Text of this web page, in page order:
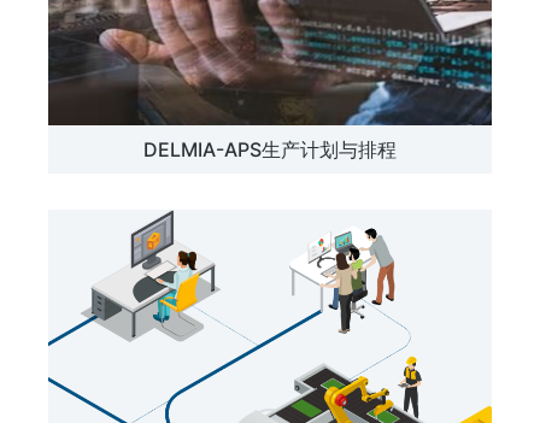
DELMIA-APS生产计划与排程